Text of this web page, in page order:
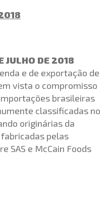
JULHO DE 2018
e de exportação de
vista o compromisso
brasileiras
classificadas no
originárias da
fabricadas pelas
SAS e McCain Foods